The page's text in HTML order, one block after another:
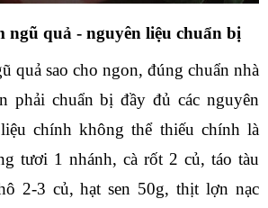
ngũ quả - nguyên liệu chuẩn bị
quả sao cho ngon, đúng chuẩn nhà
phải chuẩn bị đầy đủ các nguyên
chính không thể thiếu chính là
tươi 1 nhánh, cà rốt 2 củ, táo tàu
2-3 củ, hạt sen 50g, thịt lợn nạc